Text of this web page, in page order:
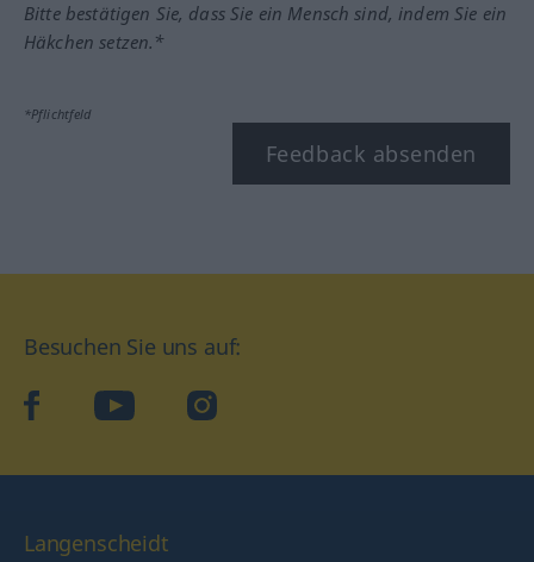
Bitte bestätigen Sie, dass Sie ein Mensch sind, indem Sie ein
Häkchen setzen.*
*Pflichtfeld
Feedback absenden
Besuchen Sie uns auf:
facebook YouTube Instagram
Langenscheidt